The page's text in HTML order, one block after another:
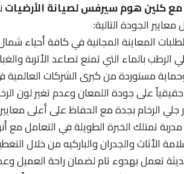
مع كلين هوم سيرفس لصيانة الأرضيات
الجودة التالية:
المعاينة المجانية في كافة أحياء
الرطب بالماء التي تمنع تصاعد الأتربة
مستوردة من كبرى الشركات العالمية
على جودة اللمعان وعدم تغير لون
الرخام بجدة مع الحفاظ على أعلى معايير
تمتلك الخبرة الطويلة في التعامل مع
الأثاث والجدران والباركيه من خلال
تعمل بهدوء تام لضمان راحة العميل